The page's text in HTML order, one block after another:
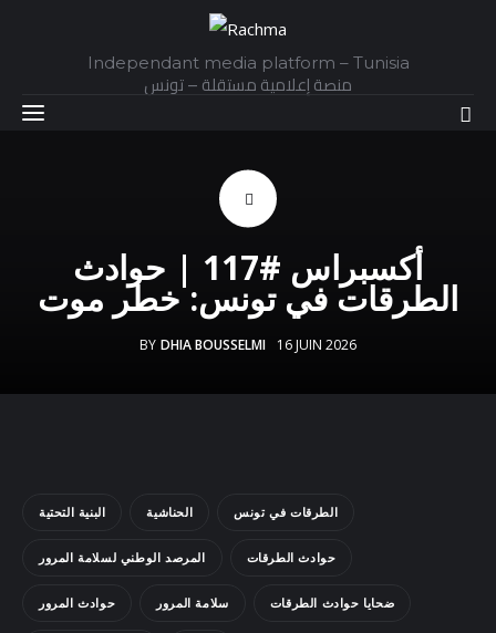
Independant media platform – Tunisia
منصة إعلامية مستقلة – تونس
Explainer
Sounds
أكسبراس #117 | حوادث
الطرقات في تونس: خطر موت
BY DHIA BOUSSELMI 16 JUIN 2026
البنية التحتية الحناشية الطرقات في تونس
المرصد الوطني لسلامة المرور حوادث الطرقات
حوادث المرور سلامة المرور ضحايا حوادث الطرقات